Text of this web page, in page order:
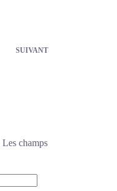
SUIVANT
Les champs